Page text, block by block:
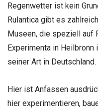
Regenwetter ist kein
Rulantica gibt es
Museen, die speziell auf
Experimenta in
seiner Art in Deutschland.
Hier ist Anfassen
hier experimentieren,